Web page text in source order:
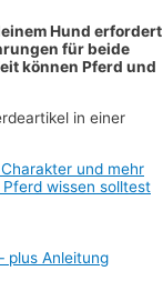
Hund erfordert
für beide
können Pferd und
in einer
und mehr
wissen solltest
plus Anleitung